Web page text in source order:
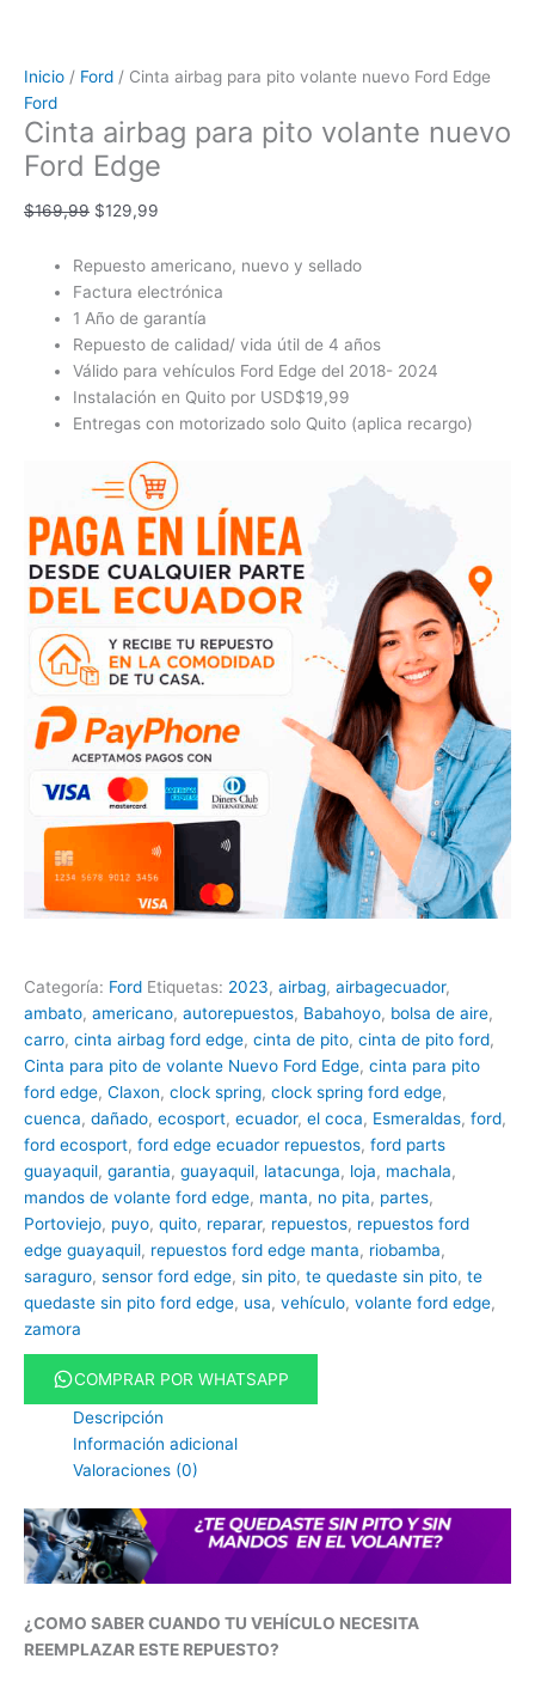
Inicio / Ford / Cinta airbag para pito volante nuevo Ford Edge
Ford
Cinta airbag para pito volante nuevo
Ford Edge
$169,99 $129,99
Repuesto americano, nuevo y sellado
Factura electrónica
1 Año de garantía
Repuesto de calidad/ vida útil de 4 años
Válido para vehículos Ford Edge del 2018- 2024
Instalación en Quito por USD$19,99
Entregas con motorizado solo Quito (aplica recargo)
Categoría: Ford Etiquetas: 2023, airbag, airbagecuador,
ambato, americano, autorepuestos, Babahoyo, bolsa de aire,
carro, cinta airbag ford edge, cinta de pito, cinta de pito ford,
Cinta para pito de volante Nuevo Ford Edge, cinta para pito
ford edge, Claxon, clock spring, clock spring ford edge,
cuenca, dañado, ecosport, ecuador, el coca, Esmeraldas, ford,
ford ecosport, ford edge ecuador repuestos, ford parts
guayaquil, garantia, guayaquil, latacunga, loja, machala,
mandos de volante ford edge, manta, no pita, partes,
Portoviejo, puyo, quito, reparar, repuestos, repuestos ford
edge guayaquil, repuestos ford edge manta, riobamba,
saraguro, sensor ford edge, sin pito, te quedaste sin pito, te
quedaste sin pito ford edge, usa, vehículo, volante ford edge,
zamora
COMPRAR POR WHATSAPP
Descripción
Información adicional
Valoraciones (0)
¿COMO SABER CUANDO TU VEHÍCULO NECESITA
REEMPLAZAR ESTE REPUESTO?